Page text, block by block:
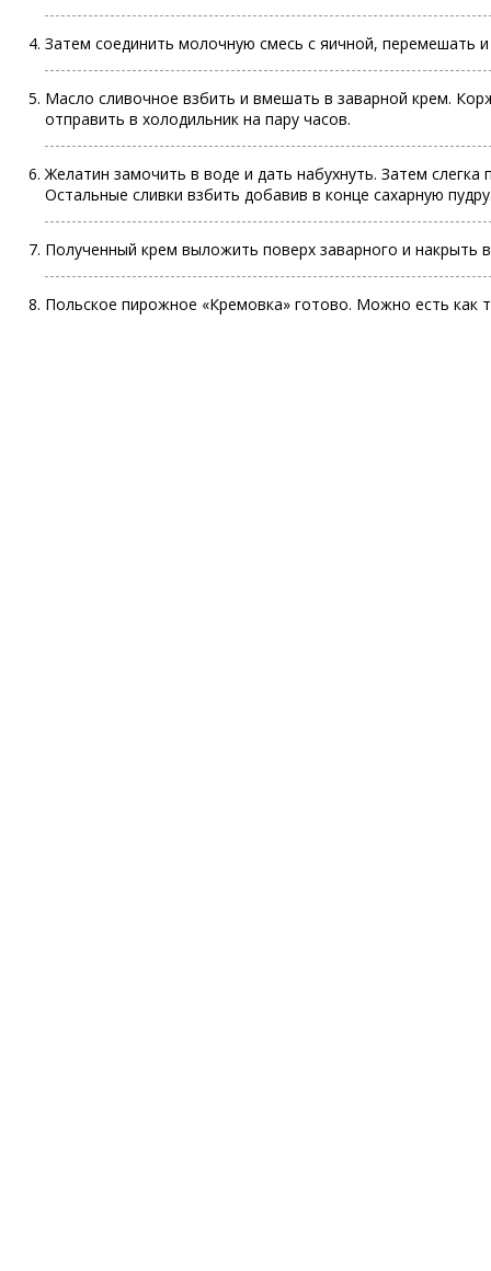
Затем соединить молочную смесь с яичной, перемешать
Масло сливочное взбить и вмешать в заварной крем.
отправить в холодильник на пару часов.
Желатин замочить в воде и дать набухнуть. Затем
Остальные сливки взбить добавив в конце сахарную
Полученный крем выложить поверх заварного и накрыть
Польское пирожное «Кремовка» готово. Можно есть как